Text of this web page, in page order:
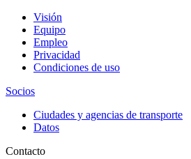
Visión
Equipo
Empleo
Privacidad
Condiciones de uso
Socios
Ciudades y agencias de transporte
Datos
Contacto